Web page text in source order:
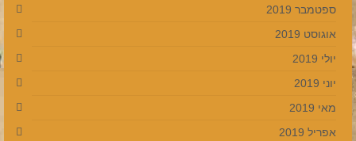
ספטמבר 2019
אוגוסט 2019
יולי 2019
יוני 2019
מאי 2019
אפריל 2019